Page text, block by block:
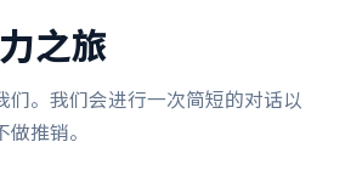
之旅
们。我们会进行一次简短的对话以
推销。